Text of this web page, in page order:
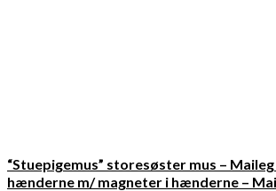
“Stuepigemus” storesøster mus –
hænderne m/ magneter i hænderne –